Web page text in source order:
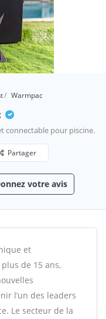
Warmpac
connectable pour piscine.
Partager
votre avis
et
de 15 ans,
l’un des leaders
Le secteur de la